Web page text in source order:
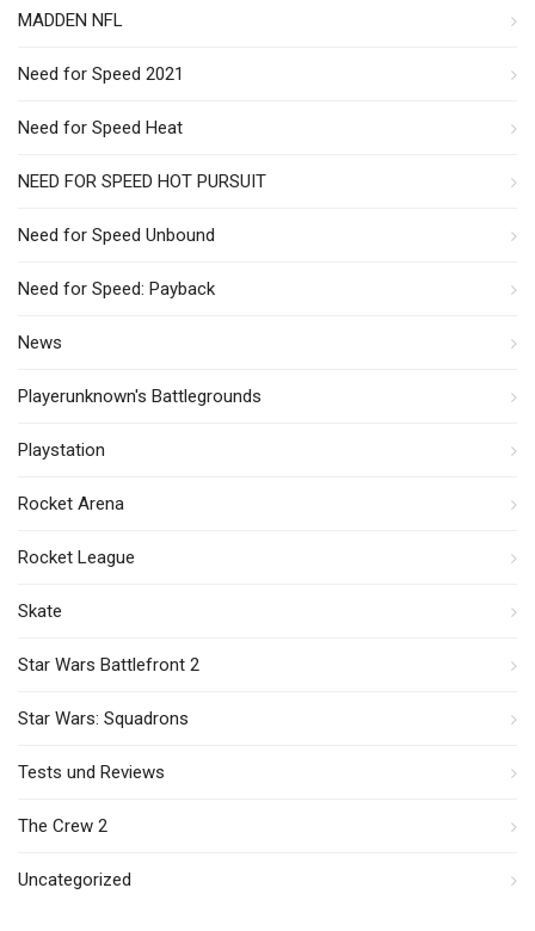
MADDEN NFL
Need for Speed 2021
Need for Speed Heat
NEED FOR SPEED HOT PURSUIT
Need for Speed Unbound
Need for Speed: Payback
News
Playerunknown's Battlegrounds
Playstation
Rocket Arena
Rocket League
Skate
Star Wars Battlefront 2
Star Wars: Squadrons
Tests und Reviews
The Crew 2
Uncategorized